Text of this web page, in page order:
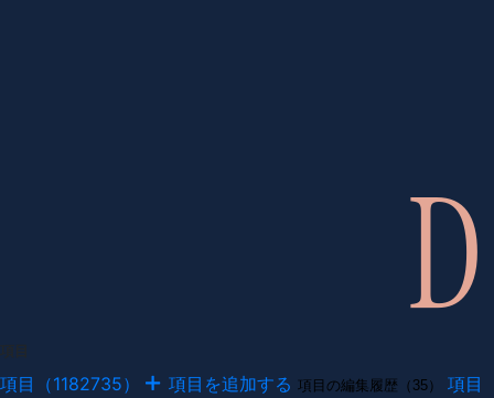
項目（1182735） 項目を追加する 項目の編集履歴（35）
項目